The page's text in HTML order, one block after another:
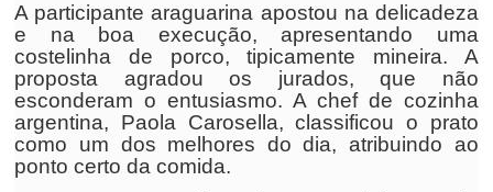
A participante araguarina apostou na delicadeza
e na boa execução, apresentando uma
costelinha de porco, tipicamente mineira. A
proposta agradou os jurados, que não
esconderam o entusiasmo. A chef de cozinha
argentina, Paola Carosella, classificou o prato
como um dos melhores do dia, atribuindo ao
ponto certo da comida.